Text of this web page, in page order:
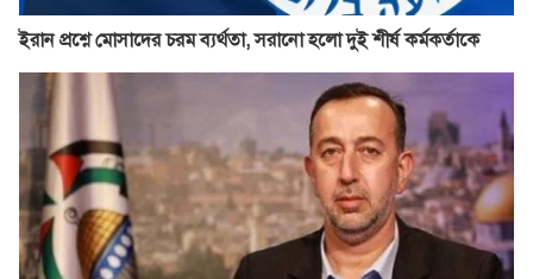
ইরান প্রশ্নে মোসাদের চরম ব্যর্থতা, সরানো হলো দুই শীর্ষ কর্মকর্তাকে